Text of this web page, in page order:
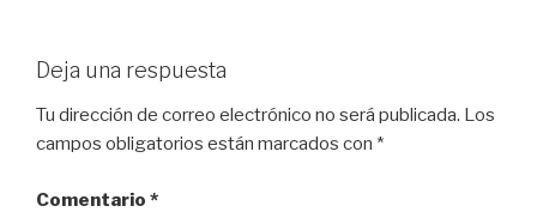
Deja una respuesta
Tu dirección de correo electrónico no será publicada. Los
campos obligatorios están marcados con *
Comentario *